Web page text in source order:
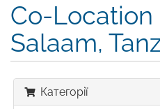
Co-Location
Salaam,
Категорії